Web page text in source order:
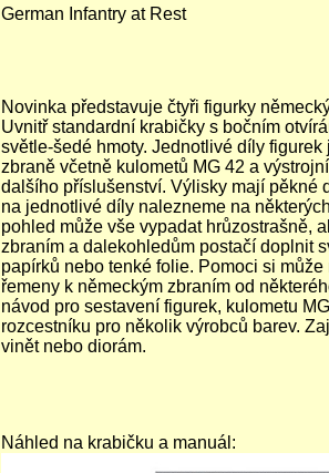
German Infantry at Rest
Novinka představuje čtyři figurky
Uvnitř standardní krabičky s bočním
světle-šedé hmoty. Jednotlivé díly
zbraně včetně kulometů MG 42 a
dalšího příslušenství. Výlisky mají pěkné
na jednotlivé díly nalezneme na
pohled může vše vypadat hrůzostrašně,
zbraním a dalekohledům postačí doplnit
papírků nebo tenké folie. Pomoci si
řemeny k německým zbraním od
návod pro sestavení figurek, kulometu
rozcestníku pro několik výrobců barev.
vinět nebo diorám.
Náhled na krabičku a manuál: